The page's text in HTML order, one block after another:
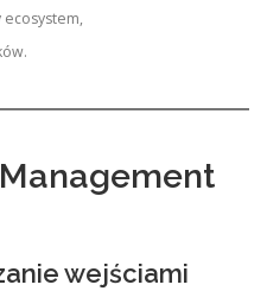
ecosystem,
wejściami